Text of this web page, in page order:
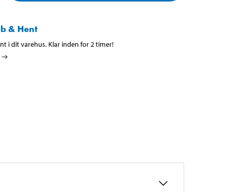
& Hent
i dit varehus. Klar inden for 2 timer!